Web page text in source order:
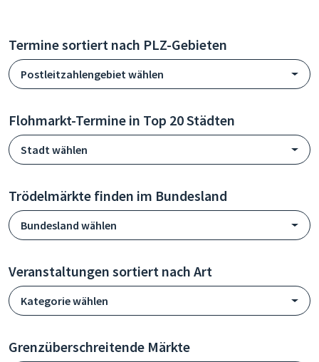
Termine sortiert nach PLZ-Gebieten
Postleitzahlengebiet wählen
Flohmarkt-Termine in Top 20 Städten
Stadt wählen
Trödelmärkte finden im Bundesland
Bundesland wählen
Veranstaltungen sortiert nach Art
Kategorie wählen
Grenzüberschreitende Märkte